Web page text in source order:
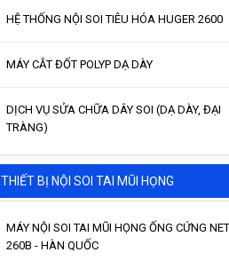
HỆ THỐNG NỘI SOI TIÊU HÓA HUGER 2600
MÁY CẮT ĐỐT POLYP DẠ DÀY
DỊCH VỤ SỬA CHỮA DÂY SOI (DẠ DÀY, ĐẠI
TRÀNG)
THIẾT BỊ NỘI SOI TAI MŨI HỌNG
MÁY NỘI SOI TAI MŨI HỌNG ỐNG CỨNG NET
260B - HÀN QUỐC